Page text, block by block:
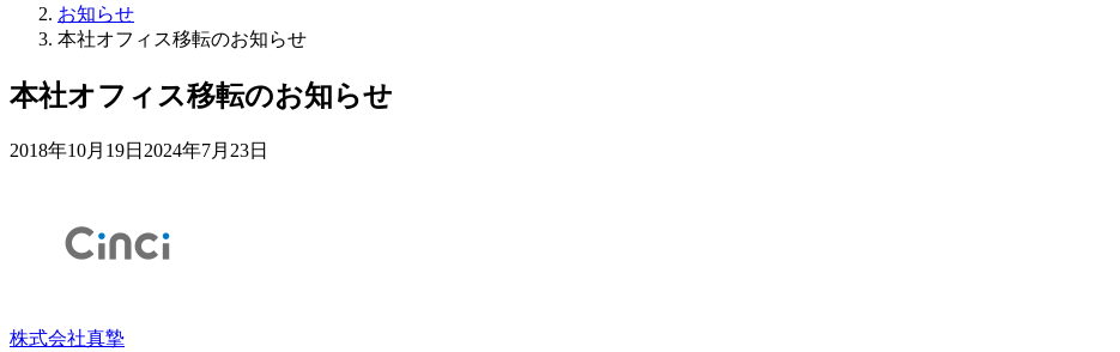
お知らせ
本社オフィス移転のお知らせ
本社オフィス移転のお知らせ
2018年10月19日 2024年7月23日
株式会社真摯